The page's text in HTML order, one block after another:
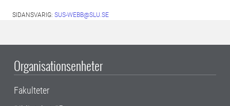
SIDANSVARIG: SUS-WEBB@SLU.SE
Organisationsenheter
Fakulteter